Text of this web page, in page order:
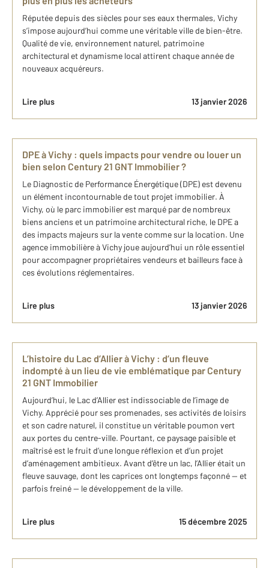
Réputée depuis des siècles pour ses eaux thermales, Vichy
s’impose aujourd’hui comme une véritable ville de bien-être.
Qualité de vie, environnement naturel, patrimoine
architectural et dynamisme local attirent chaque année de
nouveaux acquéreurs.
Lire plus 13 janvier 2026
DPE à Vichy : quels impacts pour vendre ou louer un
bien selon Century 21 GNT Immobilier ?
Le Diagnostic de Performance Énergétique (DPE) est devenu
un élément incontournable de tout projet immobilier. À
Vichy, où le parc immobilier est marqué par de nombreux
biens anciens et un patrimoine architectural riche, le DPE a
des impacts majeurs sur la vente comme sur la location. Une
agence immobilière à Vichy joue aujourd’hui un rôle essentiel
pour accompagner propriétaires vendeurs et bailleurs face à
ces évolutions réglementaires.
Lire plus 13 janvier 2026
L’histoire du Lac d’Allier à Vichy : d’un fleuve
indompté à un lieu de vie emblématique par Century
21 GNT Immobilier
Aujourd’hui, le Lac d’Allier est indissociable de l’image de
Vichy. Apprécié pour ses promenades, ses activités de loisirs
et son cadre naturel, il constitue un véritable poumon vert
aux portes du centre-ville. Pourtant, ce paysage paisible et
maîtrisé est le fruit d’une longue réflexion et d’un projet
d’aménagement ambitieux. Avant d’être un lac, l’Allier était un
fleuve sauvage, dont les caprices ont longtemps façonné — et
parfois freiné — le développement de la ville.
Lire plus 15 décembre 2025